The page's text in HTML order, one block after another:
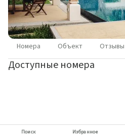
Номера Объект Отзывы
Доступные номера
Поиск Избранное